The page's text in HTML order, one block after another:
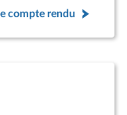
compte rendu